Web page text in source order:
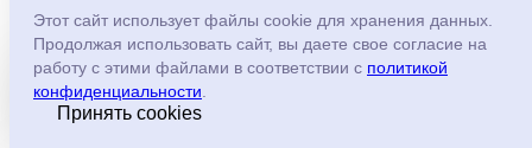
+
В корзину✓ В корзине
Купить в один клик
Код товара: 105121
Этот сайт использует файлы cookie для хранения данных.
Продолжая использовать сайт, вы даете свое согласие на
работу с этими файлами в соответствии с политикой
конфиденциальности
Принять cookies